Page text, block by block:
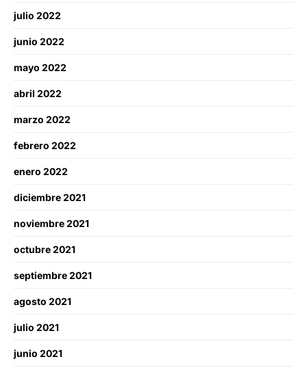
julio 2022
junio 2022
mayo 2022
abril 2022
marzo 2022
febrero 2022
enero 2022
diciembre 2021
noviembre 2021
octubre 2021
septiembre 2021
agosto 2021
julio 2021
junio 2021